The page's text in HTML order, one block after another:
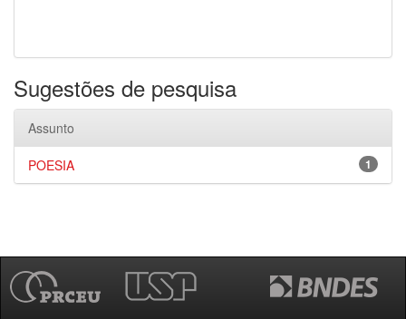
Sugestões de pesquisa
Assunto
1
POESIA